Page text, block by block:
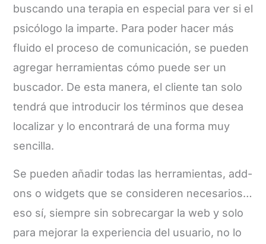
buscando una terapia en especial para ver si el
psicólogo la imparte. Para poder hacer más
fluido el proceso de comunicación, se pueden
agregar herramientas cómo puede ser un
buscador. De esta manera, el cliente tan solo
tendrá que introducir los términos que desea
localizar y lo encontrará de una forma muy
sencilla.
Se pueden añadir todas las herramientas, add-
ons o widgets que se consideren necesarios…
eso sí, siempre sin sobrecargar la web y solo
para mejorar la experiencia del usuario, no lo